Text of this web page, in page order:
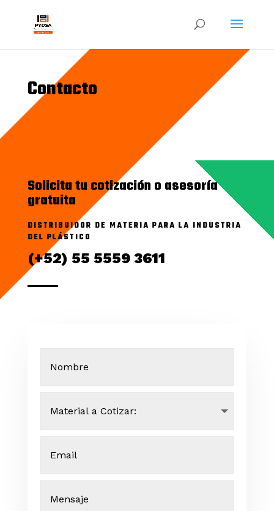
Contacto
Solicita tu cotización o asesoría
gratuita
DISTRIBUIDOR DE MATERIA PARA LA INDUSTRIA
DEL PLÁSTICO
(+52) 55 5559 3611